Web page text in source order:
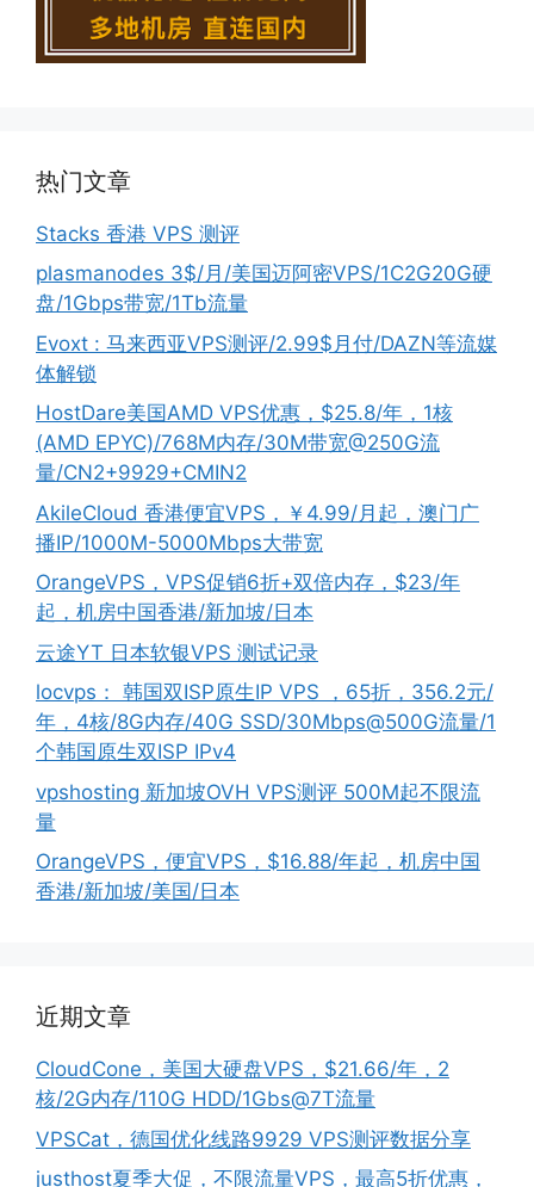
热门文章
Stacks 香港 VPS 测评
plasmanodes 3$/月/美国迈阿密VPS/1C2G20G硬
盘/1Gbps带宽/1Tb流量
Evoxt : 马来西亚VPS测评/2.99$月付/DAZN等流媒
体解锁
HostDare美国AMD VPS优惠，$25.8/年，1核
(AMD EPYC)/768M内存/30M带宽@250G流
量/CN2+9929+CMIN2
AkileCloud 香港便宜VPS，￥4.99/月起，澳门广
播IP/1000M-5000Mbps大带宽
OrangeVPS，VPS促销6折+双倍内存，$23/年
起，机房中国香港/新加坡/日本
云途YT 日本软银VPS 测试记录
locvps： 韩国双ISP原生IP VPS ，65折，356.2元/
年，4核/8G内存/40G SSD/30Mbps@500G流量/1
个韩国原生双ISP IPv4
vpshosting 新加坡OVH VPS测评 500M起不限流
量
OrangeVPS，便宜VPS，$16.88/年起，机房中国
香港/新加坡/美国/日本
近期文章
CloudCone，美国大硬盘VPS，$21.66/年，2
核/2G内存/110G HDD/1Gbs@7T流量
VPSCat，德国优化线路9929 VPS测评数据分享
justhost夏季大促，不限流量VPS，最高5折优惠，